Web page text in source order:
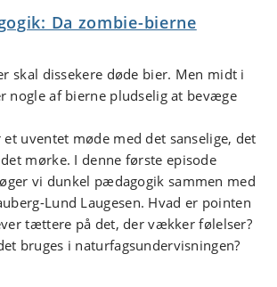
Da zombie-bierne
skal dissekere døde bier. Men midt i
nogle af bierne pludselig at bevæge
uventet møde med det sanselige, det
mørke. I denne første episode
vi dunkel pædagogik sammen med
Lund Laugesen. Hvad er pointen
tættere på det, der vækker følelser?
bruges i naturfagsundervisningen?